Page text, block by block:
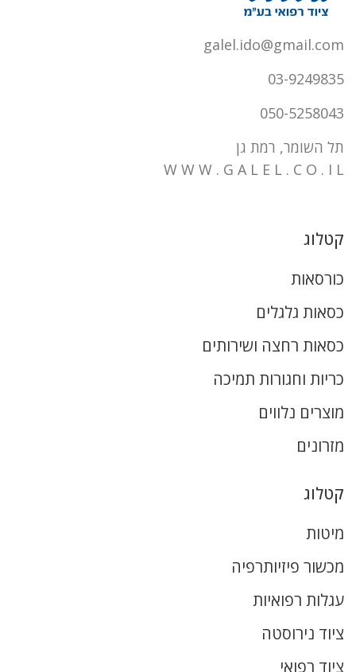
galel.ido@gmail.com
03-9249835
050-5258043
תל השומר, רמת גן
W W W . G A L E L . C O . I L
קטלוג
כורסאות
כסאות גלגלים
כסאות רחצה ושירותים
כריות וחגורות תמיכה
מוצרים נלווים
מזרונים
קטלוג
מיטות
מכשור פיזיותרפיה
עגלות רפואיות
ציוד נירוסטה
ציוד רפואי